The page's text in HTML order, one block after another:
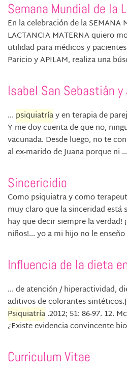
Semana Mundial de la
En la celebración de la SEMANA
LACTANCIA MATERNA quiero
utilidad para médicos y
Paricio y APILAM, realiza una
Isabel San Sebastián y
... psiquiatríay en terapia de
Y me doy cuenta de que no,
vacunada. Desde luego, no te
al ex-marido de Juana porque ni ...
Sincericidio
Como psiquiatra y como
muy claro que la sinceridad está
hay que decir siempre la verdad!
niños!... yo a mi hijo no le enseño
Influencia de la dieta
... de atención / hiperactividad,
aditivos de colorantes
Psiquiatría.2012; 51: 86-97. 12.
¿Existe evidencia convincente
Curriculum Vitae